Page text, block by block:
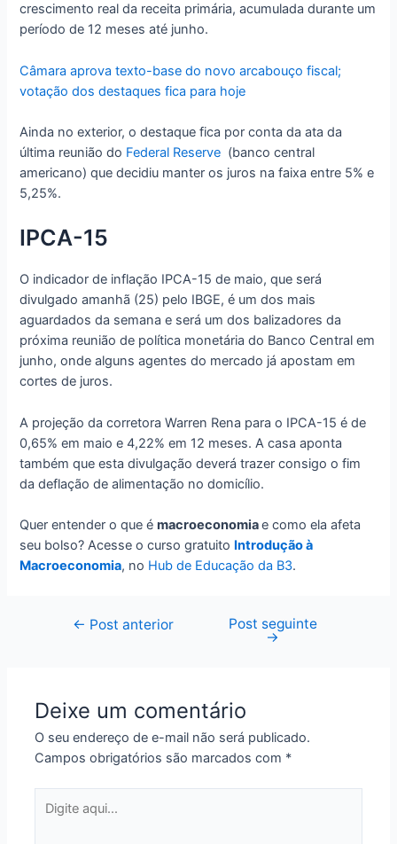
crescimento real da receita primária, acumulada durante um
período de 12 meses até junho.
Câmara aprova texto-base do novo arcabouço fiscal;
votação dos destaques fica para hoje
Ainda no exterior, o destaque fica por conta da ata da
última reunião do Federal Reserve (banco central
americano) que decidiu manter os juros na faixa entre 5% e
5,25%.
IPCA-15
O indicador de inflação IPCA-15 de maio, que será
divulgado amanhã (25) pelo IBGE, é um dos mais
aguardados da semana e será um dos balizadores da
próxima reunião de política monetária do Banco Central em
junho, onde alguns agentes do mercado já apostam em
cortes de juros.
A projeção da corretora Warren Rena para o IPCA-15 é de
0,65% em maio e 4,22% em 12 meses. A casa aponta
também que esta divulgação deverá trazer consigo o fim
da deflação de alimentação no domicílio.
Quer entender o que émacroeconomiae como ela afeta
seu bolso? Acesse o curso gratuito Introdução à
Macroeconomia, no Hub de Educação da B3.
Navegação
← Post anterior Post seguinte
→
Deixe um comentário
O seu endereço de e-mail não será publicado.
Campos obrigatórios são marcados com *
aqui...